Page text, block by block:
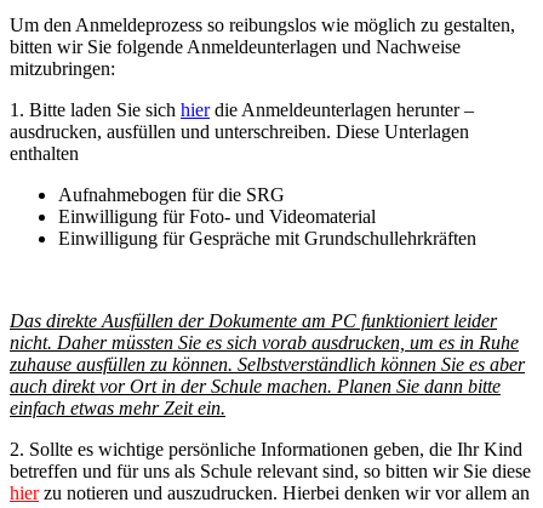
Um den Anmeldeprozess so reibungslos wie möglich zu gestalten,
bitten wir Sie folgende Anmeldeunterlagen und Nachweise
mitzubringen:
1. Bitte laden Sie sich hierdie Anmeldeunterlagen herunter –
ausdrucken, ausfüllen und unterschreiben. Diese Unterlagen
enthalten
Aufnahmebogen für die SRG
Einwilligung für Foto- und Videomaterial
Einwilligung für Gespräche mit Grundschullehrkräften
Das direkte Ausfüllen der Dokumente am PC funktioniert leider
nicht. Daher müssten Sie es sich vorab ausdrucken, um es in Ruhe
zuhause ausfüllen zu können. Selbstverständlich können Sie es aber
auch direkt vor Ort in der Schule machen. Planen Sie dann bitte
einfach etwas mehr Zeit ein.
2. Sollte es wichtige persönliche Informationen geben, die Ihr Kind
betreffen und für uns als Schule relevant sind, so bitten wir Sie diese
hierzu notieren und auszudrucken. Hierbei denken wir vor allem an